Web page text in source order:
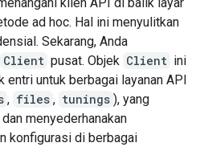
ad hoc. Hal ini menyulitkan
Sekarang, Anda
Client pusat. Objek Client ini
untuk berbagai layanan API
, files , tunings ), yang
menyederhanakan
konfigurasi di berbagai